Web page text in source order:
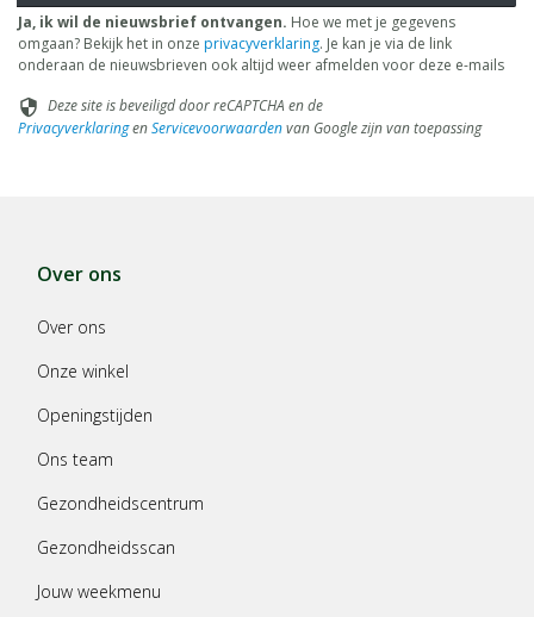
Ja, ik wil de nieuwsbrief ontvangen. Hoe we met je gegevens
omgaan? Bekijk het in onze privacyverklaring. Je kan je via de link
onderaan de nieuwsbrieven ook altijd weer afmelden voor deze e-mails
security Deze site is beveiligd door reCAPTCHA en de
PrivacyverklaringenServicevoorwaardenvan Google zijn van toepassing
Over ons
Over ons
Onze winkel
Openingstijden
Ons team
Gezondheidscentrum
Gezondheidsscan
Jouw weekmenu